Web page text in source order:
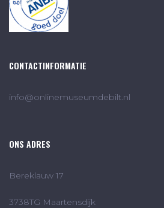
CONTACTINFORMATIE
info@onlinemuseumdebilt.nl
ONS ADRES
Bereklauw 17
3738TG Maartensdijk